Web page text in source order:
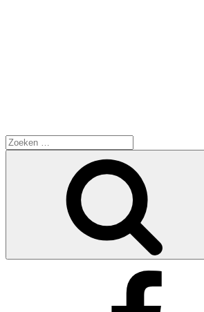
Zoeken
naar: